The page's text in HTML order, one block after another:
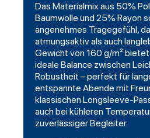
Das Materialmix aus 50%
Baumwolle und 25% Rayon
angenehmes Tragegefühl,
atmungsaktiv als auch
Gewicht von 160 g/m²
ideale Balance zwischen
Robustheit – perfekt für
entspannte Abende mit
klassischen Longsleeve-
auch bei kühleren
zuverlässiger Begleiter.